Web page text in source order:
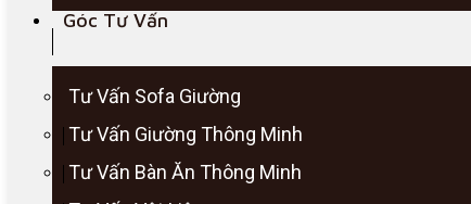
Góc Tư Vấn
Tư Vấn Sofa Giường
Tư Vấn Giường Thông Minh
Tư Vấn Bàn Ăn Thông Minh